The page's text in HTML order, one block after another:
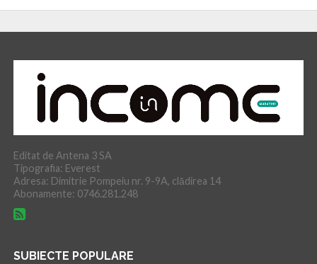
Editat de Antena 3 SA
Tipografia: Everest
Adresa: Dimitrie Pompeiu nr. 9-9A, clădirea 14
Abonamente: 0746.281.248
SUBIECTE POPULARE